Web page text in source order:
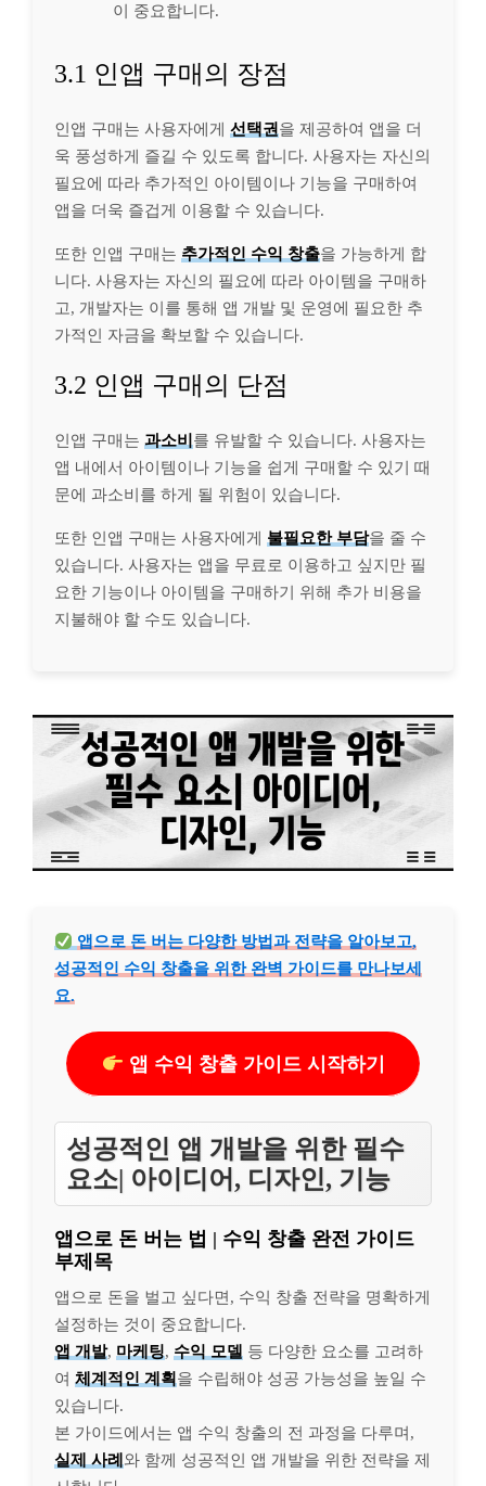
이 중요합니다.
3.1 인앱 구매의 장점
인앱 구매는 사용자에게 선택권 을 제공하여 앱을 더
욱 풍성하게 즐길 수 있도록 합니다. 사용자는 자신의
필요에 따라 추가적인 아이템이나 기능을 구매하여
앱을 더욱 즐겁게 이용할 수 있습니다.
또한 인앱 구매는 추가적인 수익 창출을 가능하게 합
니다. 사용자는 자신의 필요에 따라 아이템을 구매하
고, 개발자는 이를 통해 앱 개발 및 운영에 필요한 추
가적인 자금을 확보할 수 있습니다.
3.2 인앱 구매의 단점
인앱 구매는 과소비 를 유발할 수 있습니다. 사용자는
앱 내에서 아이템이나 기능을 쉽게 구매할 수 있기 때
문에 과소비를 하게 될 위험이 있습니다.
또한 인앱 구매는 사용자에게 불필요한 부담을 줄 수
있습니다. 사용자는 앱을 무료로 이용하고 싶지만 필
요한 기능이나 아이템을 구매하기 위해 추가 비용을
지불해야 할 수도 있습니다.
앱으로 돈 버는 다양한 방법과 전략을 알아보고,
성공적인 수익 창출을 위한 완벽 가이드를 만나보세
요.
앱 수익 창출 가이드 시작하기
성공적인 앱 개발을 위한 필수
요소| 아이디어, 디자인, 기능
앱으로 돈 버는 법 | 수익 창출 완전 가이드
부제목
앱으로 돈을 벌고 싶다면, 수익 창출 전략을 명확하게
설정하는 것이 중요합니다.
앱 개발, 마케팅, 수익 모델 등 다양한 요소를 고려하
여 체계적인 계획 을 수립해야 성공 가능성을 높일 수
있습니다.
본 가이드에서는 앱 수익 창출의 전 과정을 다루며,
실제 사례 와 함께 성공적인 앱 개발을 위한 전략을 제